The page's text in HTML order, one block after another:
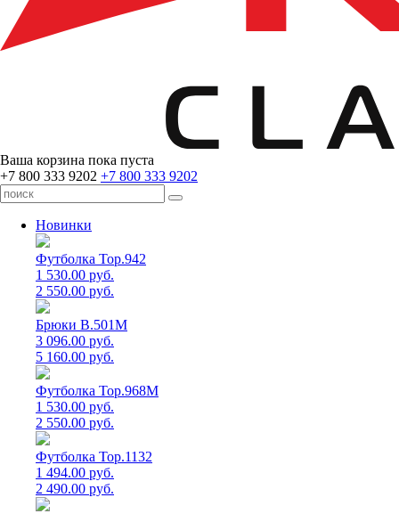
Ваша корзина пока пуста
+7 800 333 9202 +7 800 333 9202
Новинки
Футболка Top.942
1 530.00 руб.
2 550.00 руб.
Брюки B.501M
3 096.00 руб.
5 160.00 руб.
Футболка Top.968M
1 530.00 руб.
2 550.00 руб.
Футболка Top.1132
1 494.00 руб.
2 490.00 руб.